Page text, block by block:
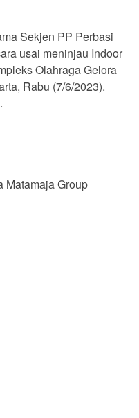
Sekjen PP Perbasi
usai meninjau Indoor
Olahraga Gelora
Rabu (7/6/2023).
Matamaja Group